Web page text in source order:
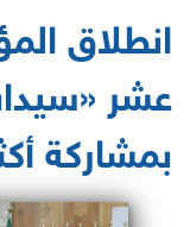
انطلاق
عشر
بمشاركة أكثر